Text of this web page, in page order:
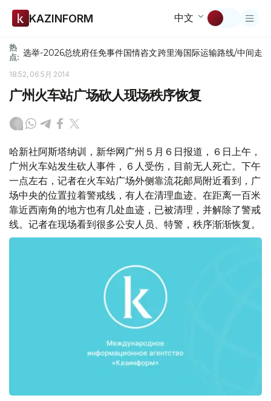
KAZINFORM 中文
热
点: 选举-2026总统府任免事件国情咨文跨里海国际运输路线/中间走廊
18:52, 06 5月 2014
广州火车站广场砍人现场秩序恢复
哈新社阿斯塔纳训，新华网广州５月６日报道，６日上午，
广州火车站发生砍人事件，６人受伤，目前无人死亡。下午
一点左右，记者在火车站广场外侧靠流花邮局附近看到，广
场中央的位置拉着警戒线，有人在清理血迹。在距离一百米
靠近西南角的地方也有几处血迹，已被清理，并解除了警戒
线。记者在现场看到很多公安人员、特警，秩序渐渐恢复。